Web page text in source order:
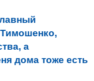
а
дома тоже есть